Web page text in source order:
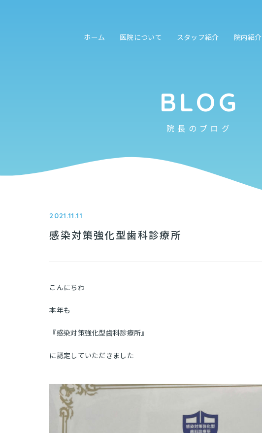
ホーム 医院について スタッフ紹介 院内紹介
BLOG
院長のブログ
2021.11.11
感染対策強化型歯科診療所
こんにちわ
本年も
『感染対策強化型歯科診療所』
に認定していただきました